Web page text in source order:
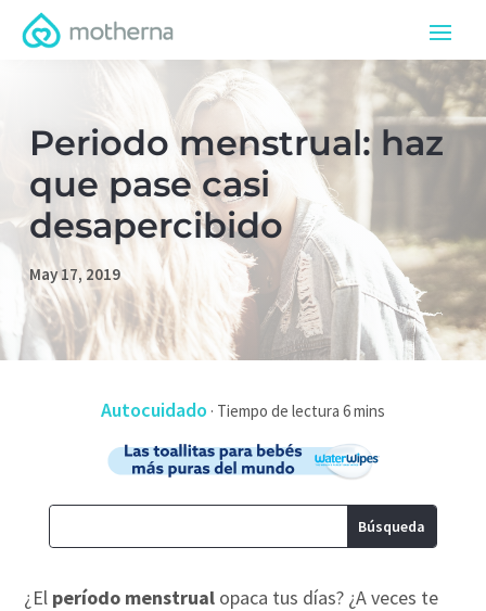
Periodo menstrual: haz
que pase casi
desapercibido
May 17, 2019
Autocuidado ·
¿El período menstrual opaca tus días? ¿A veces te